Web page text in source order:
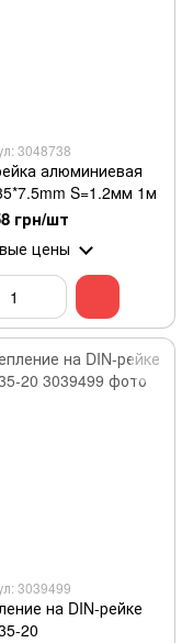
3048738
алюминиевая
S=1.2мм 1м
грн/шт
цены
3039499
на DIN-рейке
20